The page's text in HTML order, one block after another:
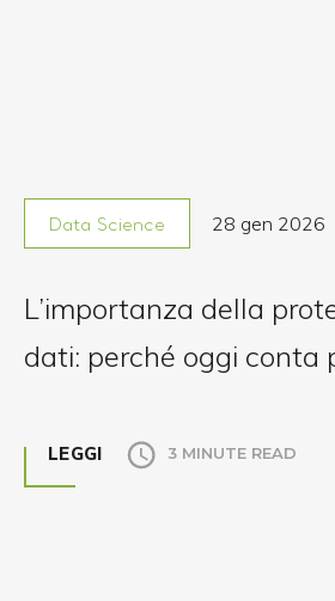
Data Science 28 gen 2026
L’importanza della
dati: perché oggi conta
LEGGI 3 MINUTE READ